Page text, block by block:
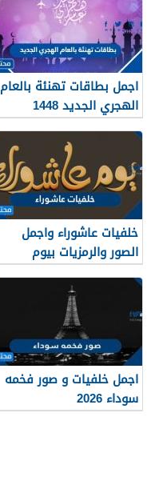
اجمل بطاقات تهنئة بالعام
الهجري الجديد 1448
خلفيات عاشوراء واجمل
الصور والرمزيات بيوم
عاشوراء 1448/2026
اجمل خلفيات و صور فخمه
سوداء 2026